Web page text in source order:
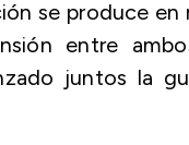
se produce
entre
juntos la